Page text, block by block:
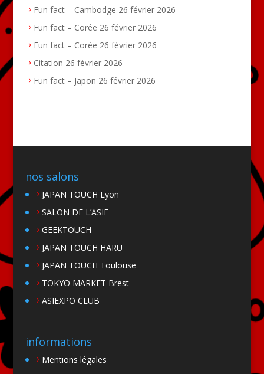
Fun fact – Cambodge 26 février 2026
Fun fact – Corée 26 février 2026
Fun fact – Corée 26 février 2026
Citation 26 février 2026
Fun fact – Japon 26 février 2026
nos salons
JAPAN TOUCH Lyon
SALON DE L’ASIE
GEEKTOUCH
JAPAN TOUCH HARU
JAPAN TOUCH Toulouse
TOKYO MARKET Brest
ASIEXPO CLUB
informations
Mentions légales